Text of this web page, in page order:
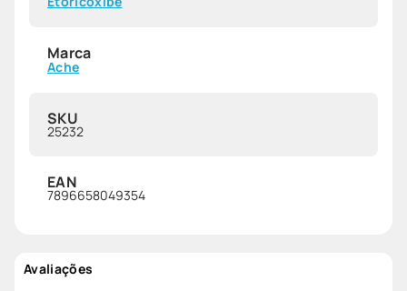
Marca
Ache
SKU
25232
EAN
7896658049354
Avaliações